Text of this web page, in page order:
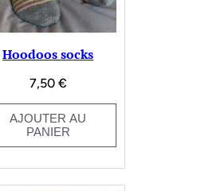
Hoodoos socks
7,50 €
AJOUTER AU
PANIER